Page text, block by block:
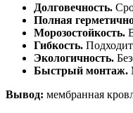
Долговечность.
Полная
Морозостойкость.
Гибкость.
Экологичность.
Быстрый монтаж.
Вывод: мембранная